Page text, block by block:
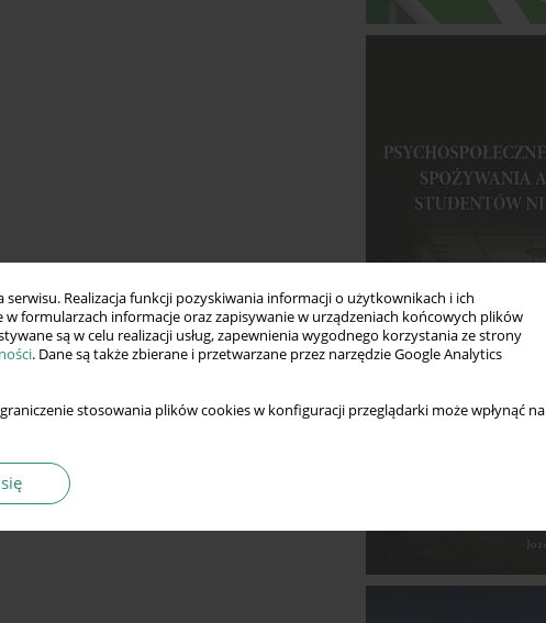
Realizacja funkcji pozyskiwania informacji o użytkownikach i ich
formularzach informacje oraz zapisywanie w urządzeniach końcowych plików
są w celu realizacji usług, zapewnienia wygodnego korzystania ze strony
. Dane są także zbierane i przetwarzane przez narzędzie Google Analytics
stosowania plików cookies w konfiguracji przeglądarki może wpłynąć na